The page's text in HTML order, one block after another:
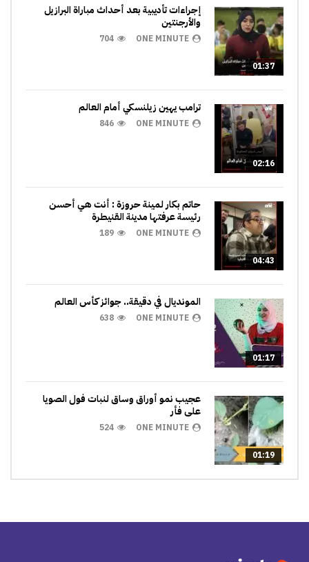
01:37
إجراءات تأديبية بعد أحداث مباراة البرازيل
والأرجنتين
ONE MINUTE
704
02:16
ترامب يهين زيلنسكي أمام العالم
ONE MINUTE
846
04:43
حاتم بكار لمينة حروزة : أنت هي أحسن
رئيسة عرفتها مدينة القنيطرة
ONE MINUTE
189
01:17
المونديال في دقيقة.. جوائز كأس العالم
ONE MINUTE
638
01:19
عجيب نمو أوراق وساق لنبات فول الصويا
على فأر
ONE MINUTE
524